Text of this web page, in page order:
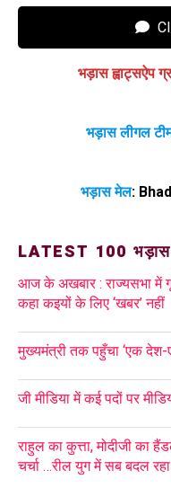
भड़ास ह्वाट्सऐप
भड़ास लीगल
भड़ास मेल:
LATEST 100 भड़ास
आज के अखबार : राज्यसभा में
कहा कइयों के लिए ‘खबर’ नहीं
मुख्यमंत्री तक पहुँचा ‘एक देश-
जी मीडिया में कई पदों पर
राहुल का कुत्ता, मोदीजी का
चर्चा …रील युग में सब बदल